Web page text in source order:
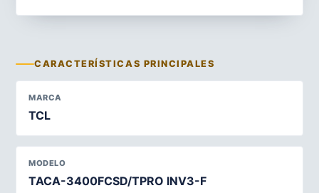
CARACTERÍSTICAS PRINCIPALES
MARCA
TCL
MODELO
TACA-3400FCSD/TPRO INV3-F